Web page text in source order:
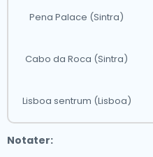
Pena Palace (Sintra)
Cabo da Roca (Sintra)
Lisboa sentrum (Lisboa)
Notater: